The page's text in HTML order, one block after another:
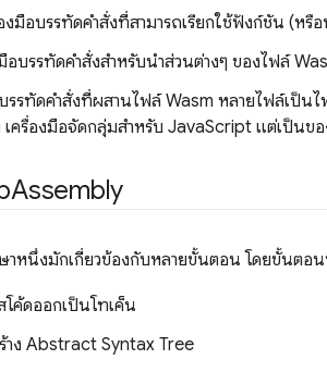
งมือบรรทัดคำสั่งที่สามารถเรียกใช้ฟังก์ชัน (หรื
อบรรทัดคำสั่งสำหรับนำส่วนต่างๆ ของไฟล์
รรทัดคำสั่งที่ผสานไฟล์ Wasm หลายไฟล์เป็นไ
ครื่องมือจัดกลุ่มสำหรับ JavaScript แต่เป็นขอ
Assembly
าหนึ่งมักเกี่ยวข้องกับหลายขั้นตอน โดยขั้นตอ
ค้ดออกเป็นโทเค็น
าง Abstract Syntax Tree